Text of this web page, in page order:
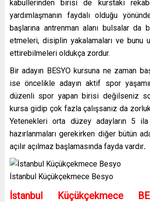
kabullerinden birisi de kurstaki
yardımlaşmanın faydalı olduğu
başlarına antrenman alanı bulsalar da
etmeleri, disiplin yakalamaları ve bunu
ettirebilmeleri oldukça zordur.
Bir adayın BESYO kursuna ne zaman
ise öncelikle adayın aktif spor
düzenli spor yapan birisi değilseniz
kursa gidip çok fazla çalışsanız da
Yetenekleri orta düzey adayların 5
hazırlanmaları gerekirken diğer bütün
açılır açılmaz başlamasında fayda vardır.
İstanbul Küçükçekmece Besyo
İstanbul Küçükçekmece